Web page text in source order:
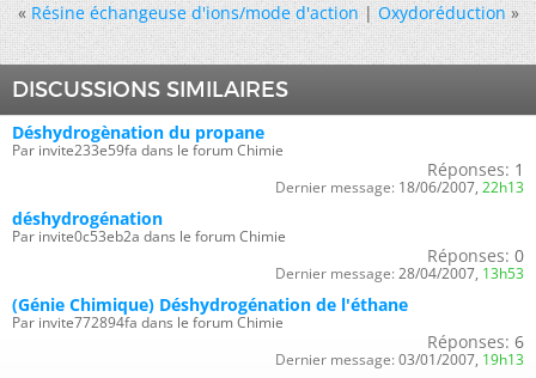
« Résine échangeuse d'ions/mode d'action|Oxydoréduction »
DISCUSSIONS SIMILAIRES
Déshydrogènation du propane
Par invite233e59fa dans le forum Chimie
Réponses: 1
Dernier message: 18/06/2007, 22h13
déshydrogénation
Par invite0c53eb2a dans le forum Chimie
Réponses: 0
Dernier message: 28/04/2007, 13h53
(Génie Chimique) Déshydrogénation de l'éthane
Par invite772894fa dans le forum Chimie
Réponses: 6
Dernier message: 03/01/2007, 19h13